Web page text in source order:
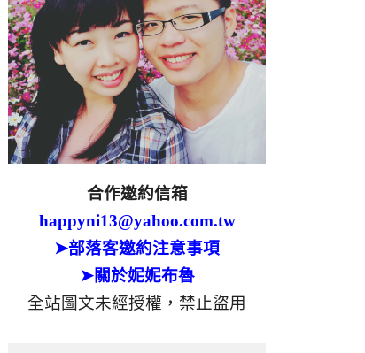
合作邀約信箱
happyni13@yahoo.com.tw
➤部落客邀約注意事項
➤關於妮妮布魯
全站圖文未經授權，禁止盜用